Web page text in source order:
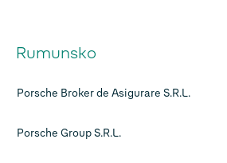
Rumunsko
Porsche Broker de Asigurare S.R.L.
Porsche Group S.R.L.